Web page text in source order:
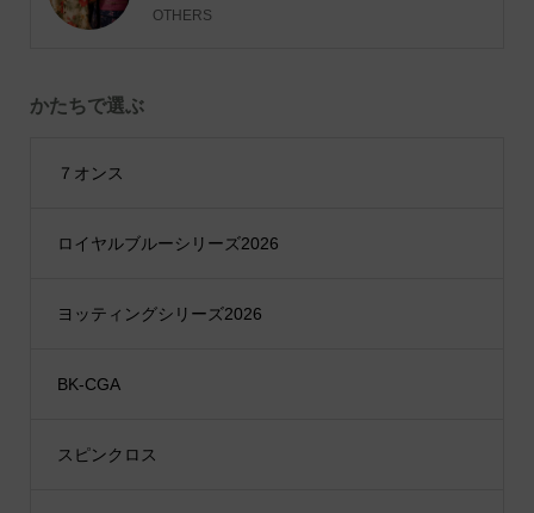
OTHERS
かたちで選ぶ
７オンス
ロイヤルブルーシリーズ2026
ヨッティングシリーズ2026
BK-CGA
スピンクロス